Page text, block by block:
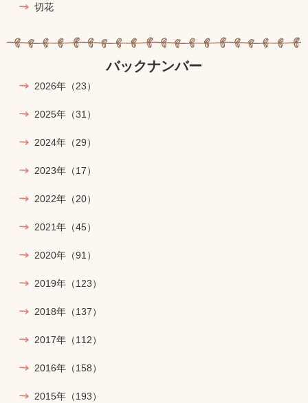
切花
バックナンバー
2026年 （23）
2025年 （31）
2024年 （29）
2023年 （17）
2022年 （20）
2021年 （45）
2020年 （91）
2019年 （123）
2018年 （137）
2017年 （112）
2016年 （158）
2015年 （193）